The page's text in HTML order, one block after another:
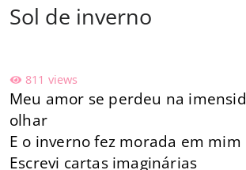
Sol de inverno
811 views
Meu amor se perdeu na
olhar
E o inverno fez morada em mim
Escrevi cartas imaginárias